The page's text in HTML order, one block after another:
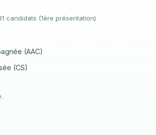
candidats (1ère présentation)
(AAC)
(CS)